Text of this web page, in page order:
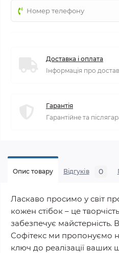
Доставка і оплата
Інформація про
Гарантія
Гарантійне та
Опис товару Відгуків 0
Ласкаво просимо у світ
кожен стібок – це
забезпечує майстерність.
Софітекс ми пропонуємо
ключ до реалізації ваших